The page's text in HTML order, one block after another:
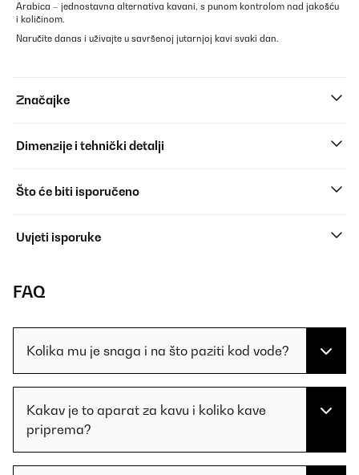
Arabica – jednostavna alternativa kavani, s punom kontrolom nad jakošću
i količinom.
Naručite danas i uživajte u savršenoj jutarnjoj kavi svaki dan.
Značajke
Dimenzije i tehnički detalji
Što će biti isporučeno
Uvjeti isporuke
FAQ
Kolika mu je snaga i na što paziti kod vode?
Kakav je to aparat za kavu i koliko kave
priprema?